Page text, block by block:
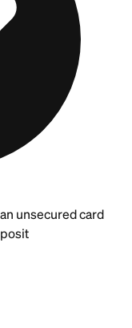
unsecured card